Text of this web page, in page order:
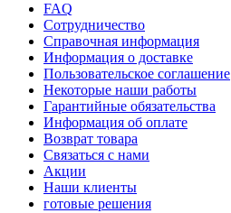
FAQ
Сотрудничество
Справочная информация
Информация о доставке
Пользовательское соглашение
Некоторые наши работы
Гарантийные обязательства
Информация об оплате
Возврат товара
Связаться с нами
Акции
Наши клиенты
готовые решения